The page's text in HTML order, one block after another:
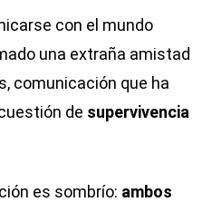
con el mundo
una extraña amistad
comunicación que ha
de supervivencia
es sombrío: ambos